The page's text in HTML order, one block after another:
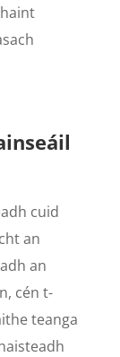
cuid
an
an
cén t-
teanga